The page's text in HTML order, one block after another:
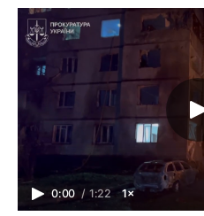
0:00 / 1:22 1×